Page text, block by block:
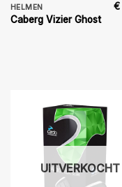
HELMEN
Caberg Vizier Ghost
€
UITVERKOCHT